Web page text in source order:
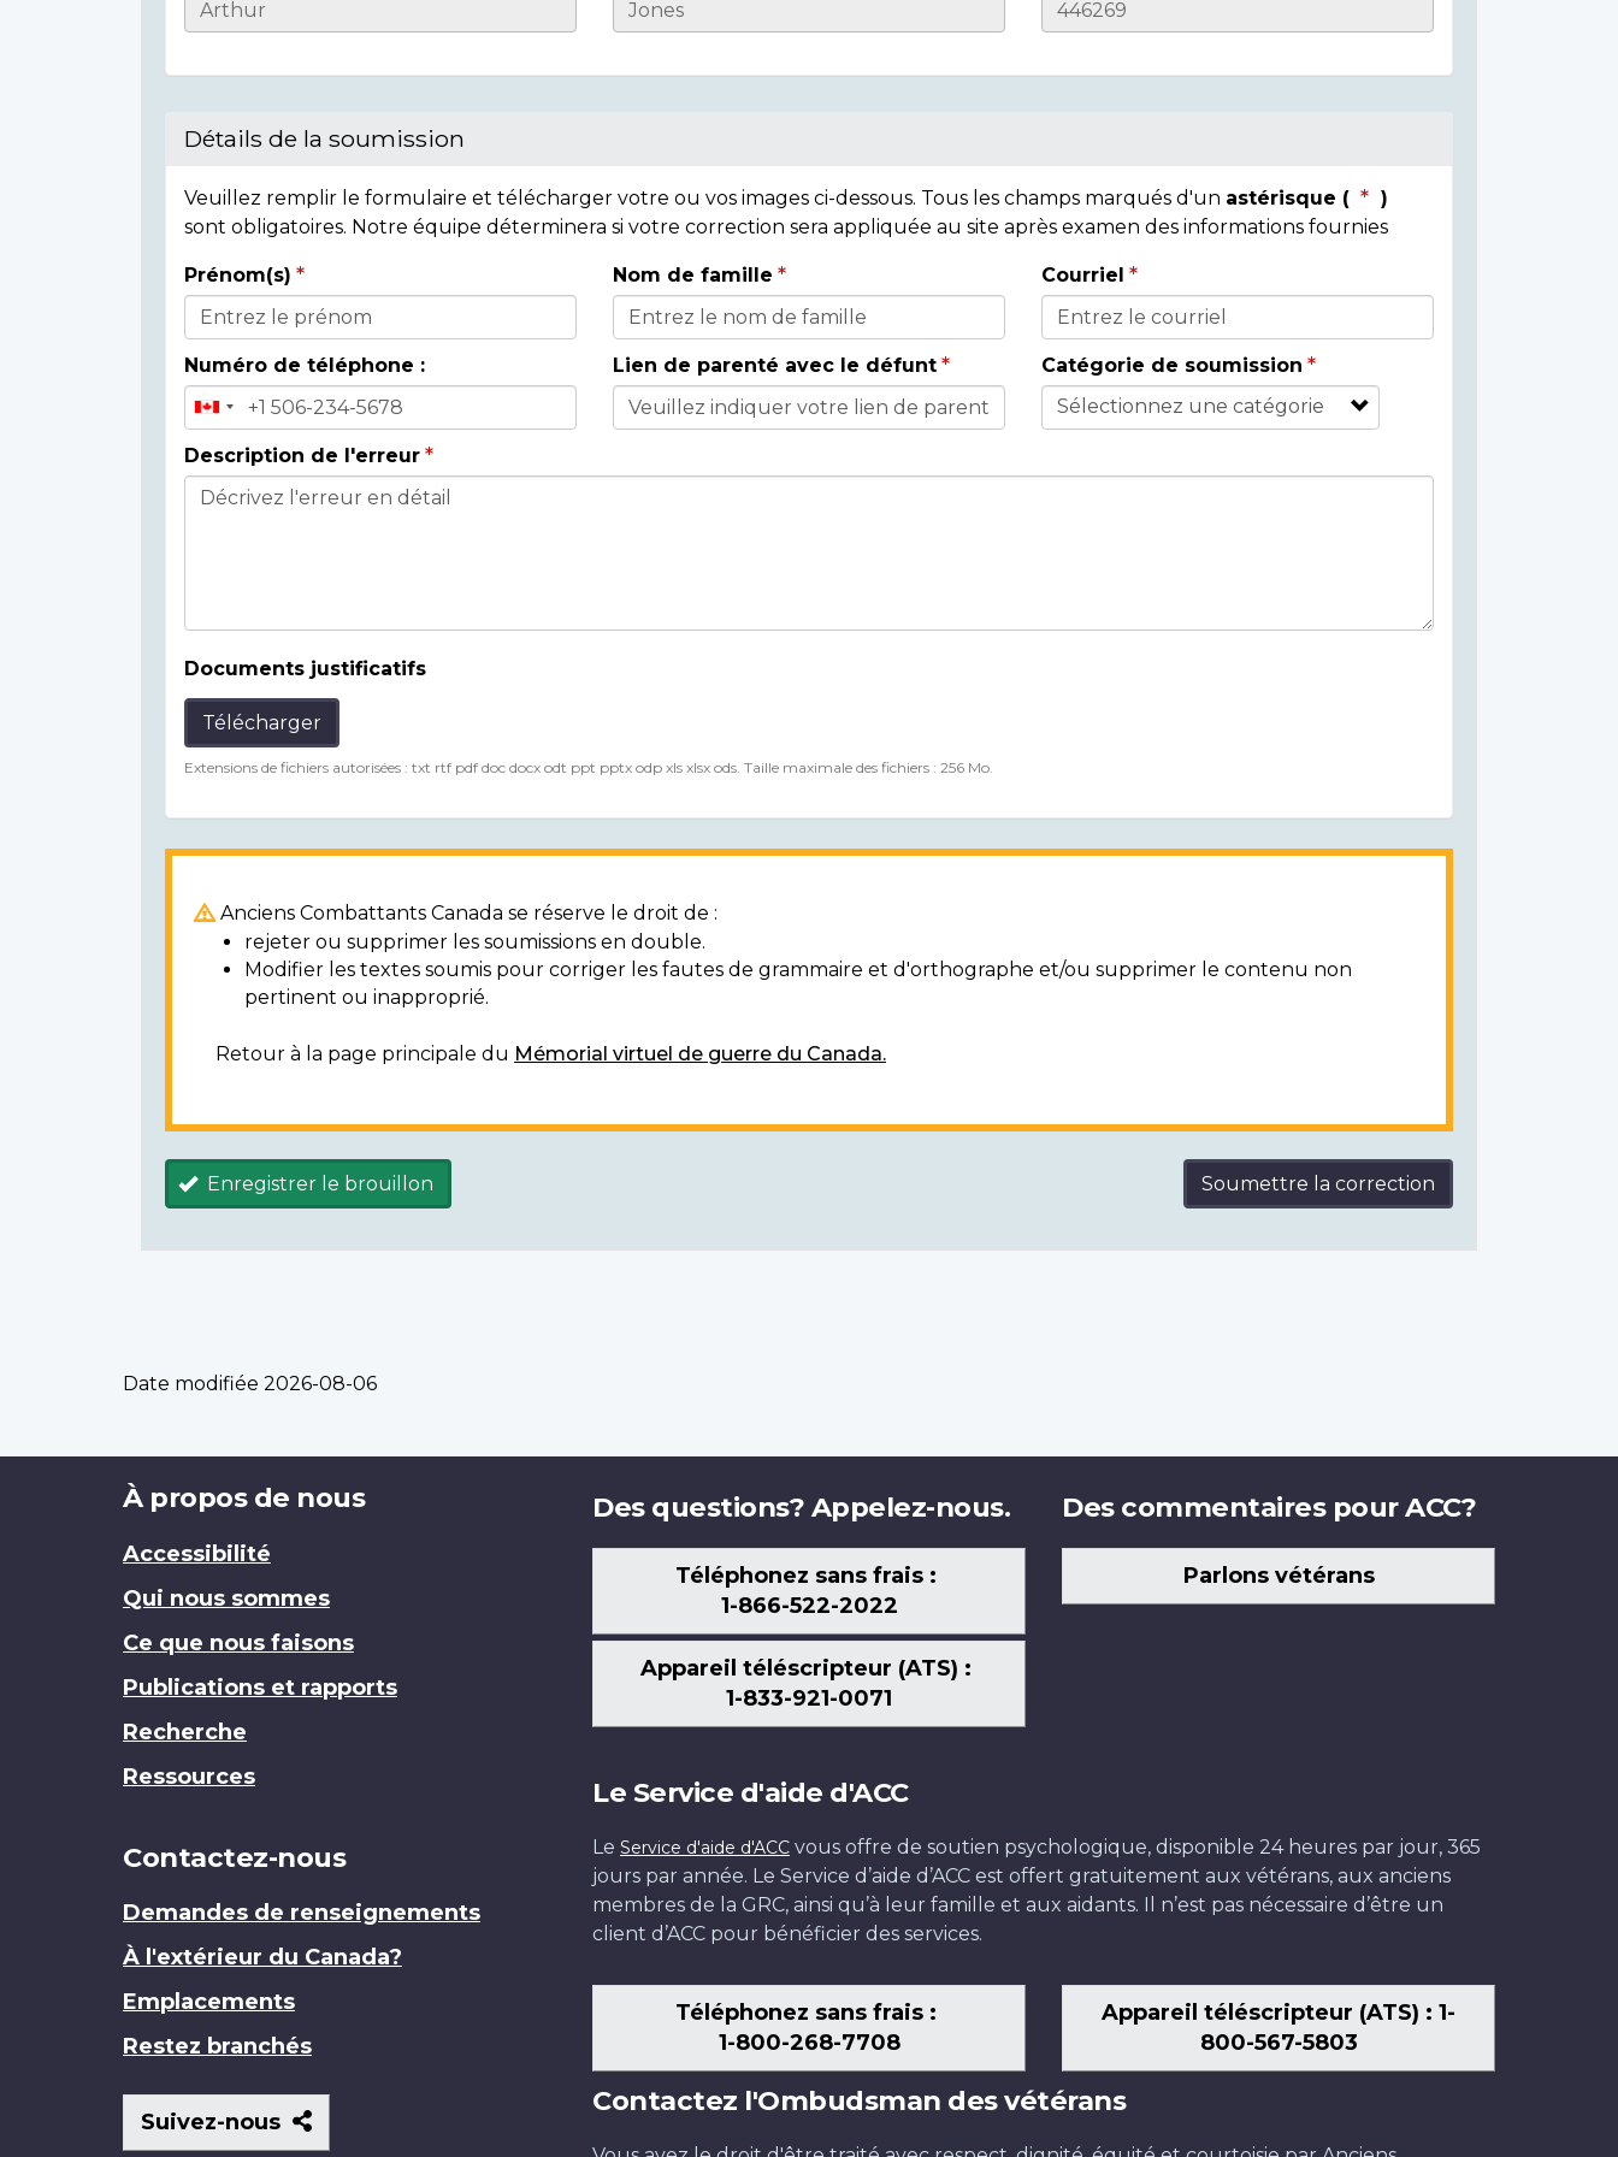
Casualty
Détails de la soumission
Veuillez remplir le formulaire et télécharger votre ou vos images ci-dessous. Tous les champs marqués d'un astérisque (
)
sont obligatoires. Notre équipe déterminera si votre correction sera appliquée au site après examen des informations fournies
Donor
Details
Prénom(s) Nom de famille Courriel
Numéro de téléphone : Lien de parenté avec le défunt Catégorie de soumission
Description de l'erreur
Documents justificatifs
Télécharger
Extensions de fichiers autorisées : txt rtf pdf doc docx odt ppt pptx odp xls xlsx ods. Taille maximale des fichiers : 256 Mo.
Anciens Combattants Canada se réserve le droit de :
rejeter ou supprimer les soumissions en double.
Modifier les textes soumis pour corriger les fautes de grammaire et d'orthographe et/ou supprimer le contenu non
pertinent ou inapproprié.
Retour à la page principale du Mémorial virtuel de guerre du Canada.
Enregistrer le brouillon Soumettre la correction
Date modifiée 2026-08-06
Brand
À propos de nous
Accessibilité
Qui nous sommes
Ce que nous faisons
Publications et rapports
Recherche
Ressources
Contactez-nous
Demandes de renseignements
À l'extérieur du Canada?
Emplacements
Restez branchés
Suivez-nous
Suivez-
nous
Des questions? Appelez-nous.
Téléphonez sans frais :
1-866-522-2022
Appareil téléscripteur (ATS) :
1-833-921-0071
Des commentaires pour ACC?
Parlons vétérans
Le Service d'aide d'ACC
Le Service d'aide d'ACC vous offre de soutien psychologique, disponible 24 heures par jour, 365
jours par année. Le Service d’aide d’ACC est offert gratuitement aux vétérans, aux anciens
membres de la GRC, ainsi qu’à leur famille et aux aidants. Il n’est pas nécessaire d’être un
client d’ACC pour bénéficier des services.
Téléphonez sans frais :
1-800-268-7708
Appareil téléscripteur (ATS) : 1-
800-567-5803
Contactez l'Ombudsman des vétérans